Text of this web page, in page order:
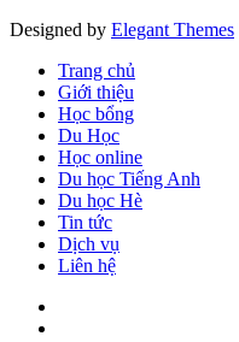
Designed by Elegant Themes
Trang chủ
Giới thiệu
Học bổng
Du Học
Học online
Du học Tiếng Anh
Du học Hè
Tin tức
Dịch vụ
Liên hệ